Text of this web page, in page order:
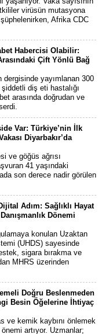
virüsün mutasyona
Afrika CDC
Habercisi Olabilir:
Çift Yönlü Bağ
yayımlanan 300
diş eti hastalığı
arasında doğrudan ve
Var: Türkiye’nin İlk
Diyarbakır’da
ve göğüs ağrısı
41 yaşındaki
son derece nadir görülen
Adım: Sağlıklı Hayat
Dönemi
konulan Uzaktan
(UHDS) sayesinde
sigara bırakma ve
MHRS üzerinden
Doğru Beslenmeden
Besin Öğelerine İhtiyaç
ve kemik kaybını önlemek
artıyor. Uzmanlar;